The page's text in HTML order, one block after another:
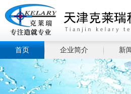
首页 企业简介 新